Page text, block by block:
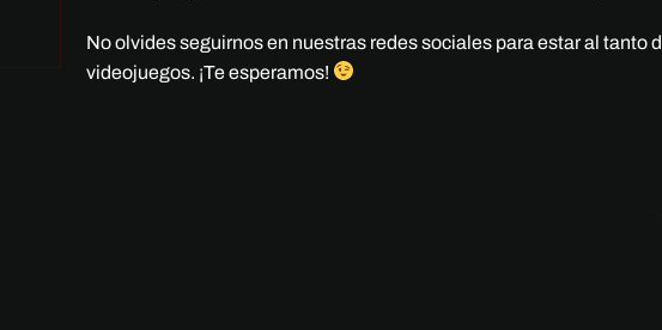
No olvides seguirnos en nuestras redes sociales para estar al tanto
videojuegos. ¡Te esperamos!